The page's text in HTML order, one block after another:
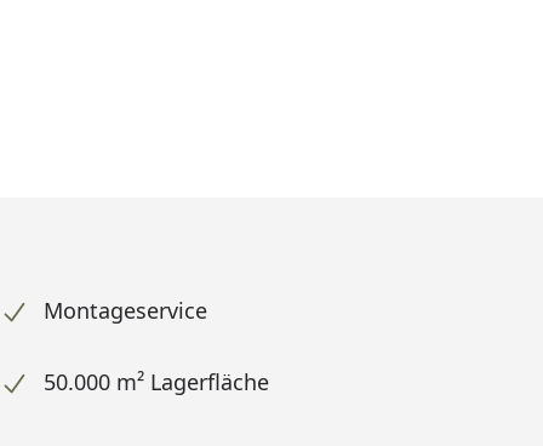
Montageservice
50.000 m² Lagerfläche